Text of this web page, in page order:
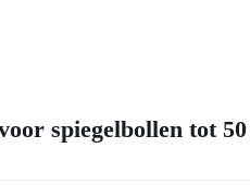
spiegelbollen tot 50